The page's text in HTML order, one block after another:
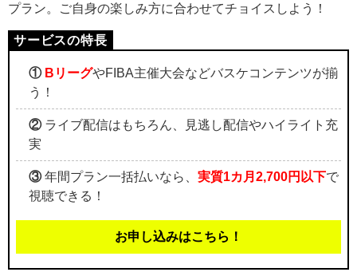
プラン。ご自身の楽しみ方に合わせてチョイスしよう！
① BリーグやFIBA主催大会などバスケコンテンツが揃
う！
②ライブ配信はもちろん、見逃し配信やハイライト充
実
③年間プラン一括払いなら、 実質1カ月2,700円以下で
視聴できる！
お申し込みはこちら！